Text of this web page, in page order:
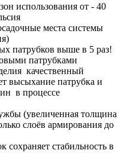
использования от - 40
места системы
патрубков выше в 5 раз!
патрубками
качественный
высыхание патрубка и
в процессе
(увеличенная толщина
слоёв армирования до
стабильность в